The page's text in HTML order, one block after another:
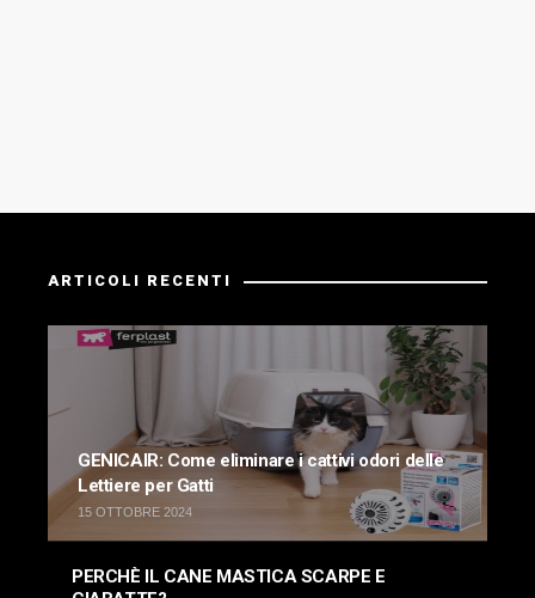
ARTICOLI RECENTI
GENICAIR: Come eliminare i cattivi odori delle
Lettiere per Gatti
15 OTTOBRE 2024
PERCHÈ IL CANE MASTICA SCARPE E